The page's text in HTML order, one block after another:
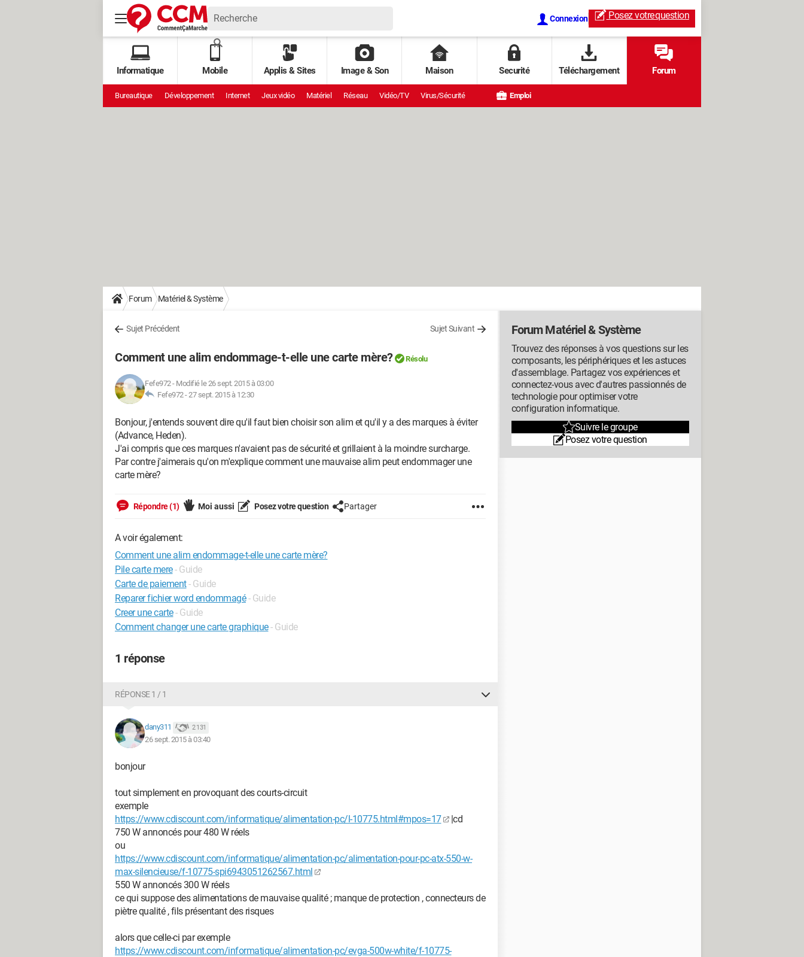
Connexion Posez votrequestion
Informatique Mobile Applis & Sites Image & Son Maison Securité Téléchargement Forum
Bureautique Développement Internet Jeux vidéo Matériel Réseau Vidéo/TV Virus/Sécurité Emploi
Forum Matériel & Système
Sujet Précédent Sujet Suivant
Comment une alim endommage-t-elle une carte mère? Résolu
Fefe972- Modifié le 26 sept. 2015 à 03:00
Fefe972 -27 sept. 2015 à 12:30
Bonjour, j'entends souvent dire qu'il faut bien choisir son alim et qu'il y a des marques à éviter
(Advance, Heden).
J'ai compris que ces marques n'avaient pas de sécurité et grillaient à la moindre surcharge.
Par contre j'aimerais qu'on m'explique comment une mauvaise alim peut endommager une
carte mère?
Répondre (1) Moi aussi Posez votre question Partager
A voir également:
Comment une alim endommage-t-elle une carte mère?
Pile carte mere- Guide
Carte de paiement- Guide
Reparer fichier word endommagé - Guide
Creer une carte- Guide
Comment changer une carte graphique- Guide
1 réponse
RÉPONSE 1 / 1
dany311 2 131
26 sept. 2015 à 03:40
bonjour
tout simplement en provoquant des courts-circuit
exemple
https://www.cdiscount.com/informatique/alimentation-pc/l-10775.html#mpos=17
|cd
750 W annoncés pour 480 W réels
ou
https://www.cdiscount.com/informatique/alimentation-pc/alimentation-pour-pc-atx-550-w-
max-silencieuse/f-10775-spi6943051262567.html
550 W annoncés 300 W réels
ce qui suppose des alimentations de mauvaise qualité ; manque de protection , connecteurs de
piètre qualité , fils présentant des risques
alors que celle-ci par exemple
https://www.cdiscount.com/informatique/alimentation-pc/evga-500w-white/f-10775-
Forum Matériel & Système
Trouvez des réponses à vos questions sur les
composants, les périphériques et les astuces
d'assemblage. Partagez vos expériences et
connectez-vous avec d'autres passionnés de
technologie pour optimiser votre
configuration informatique.
Suivre le groupe
Posez votre question